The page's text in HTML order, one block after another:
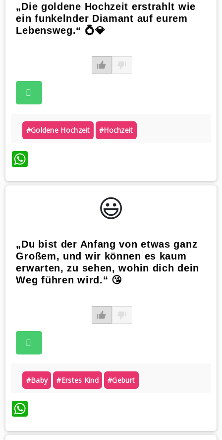
„Die goldene Hochzeit erstrahlt wie
ein funkelnder Diamant auf eurem
Lebensweg.“ 💍💎
#goldene Hochzeit #hochzeit
WhatsApp
😃️
„Du bist der Anfang von etwas ganz
Großem, und wir können es kaum
erwarten, zu sehen, wohin dich dein
Weg führen wird.“ 😘
#baby #erstes Kind #geburt
WhatsApp